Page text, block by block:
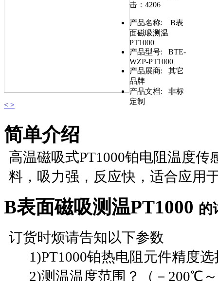
< >
击：4206
产品名称:
B表
面磁吸测温
PT1000
产品型号: BTE-
WZP-PT1000
产品展商: 其它
品牌
产品文档: 非标
定制
简单介绍
高温磁吸式PT1000铂电阻温度
料，吸力强，反应快，适合应用
B表面磁吸测温PT1000 的
订货时烦请告知以下参数
1)PT1000铂热电阻元件精度
2)测温温度范围？（－200℃